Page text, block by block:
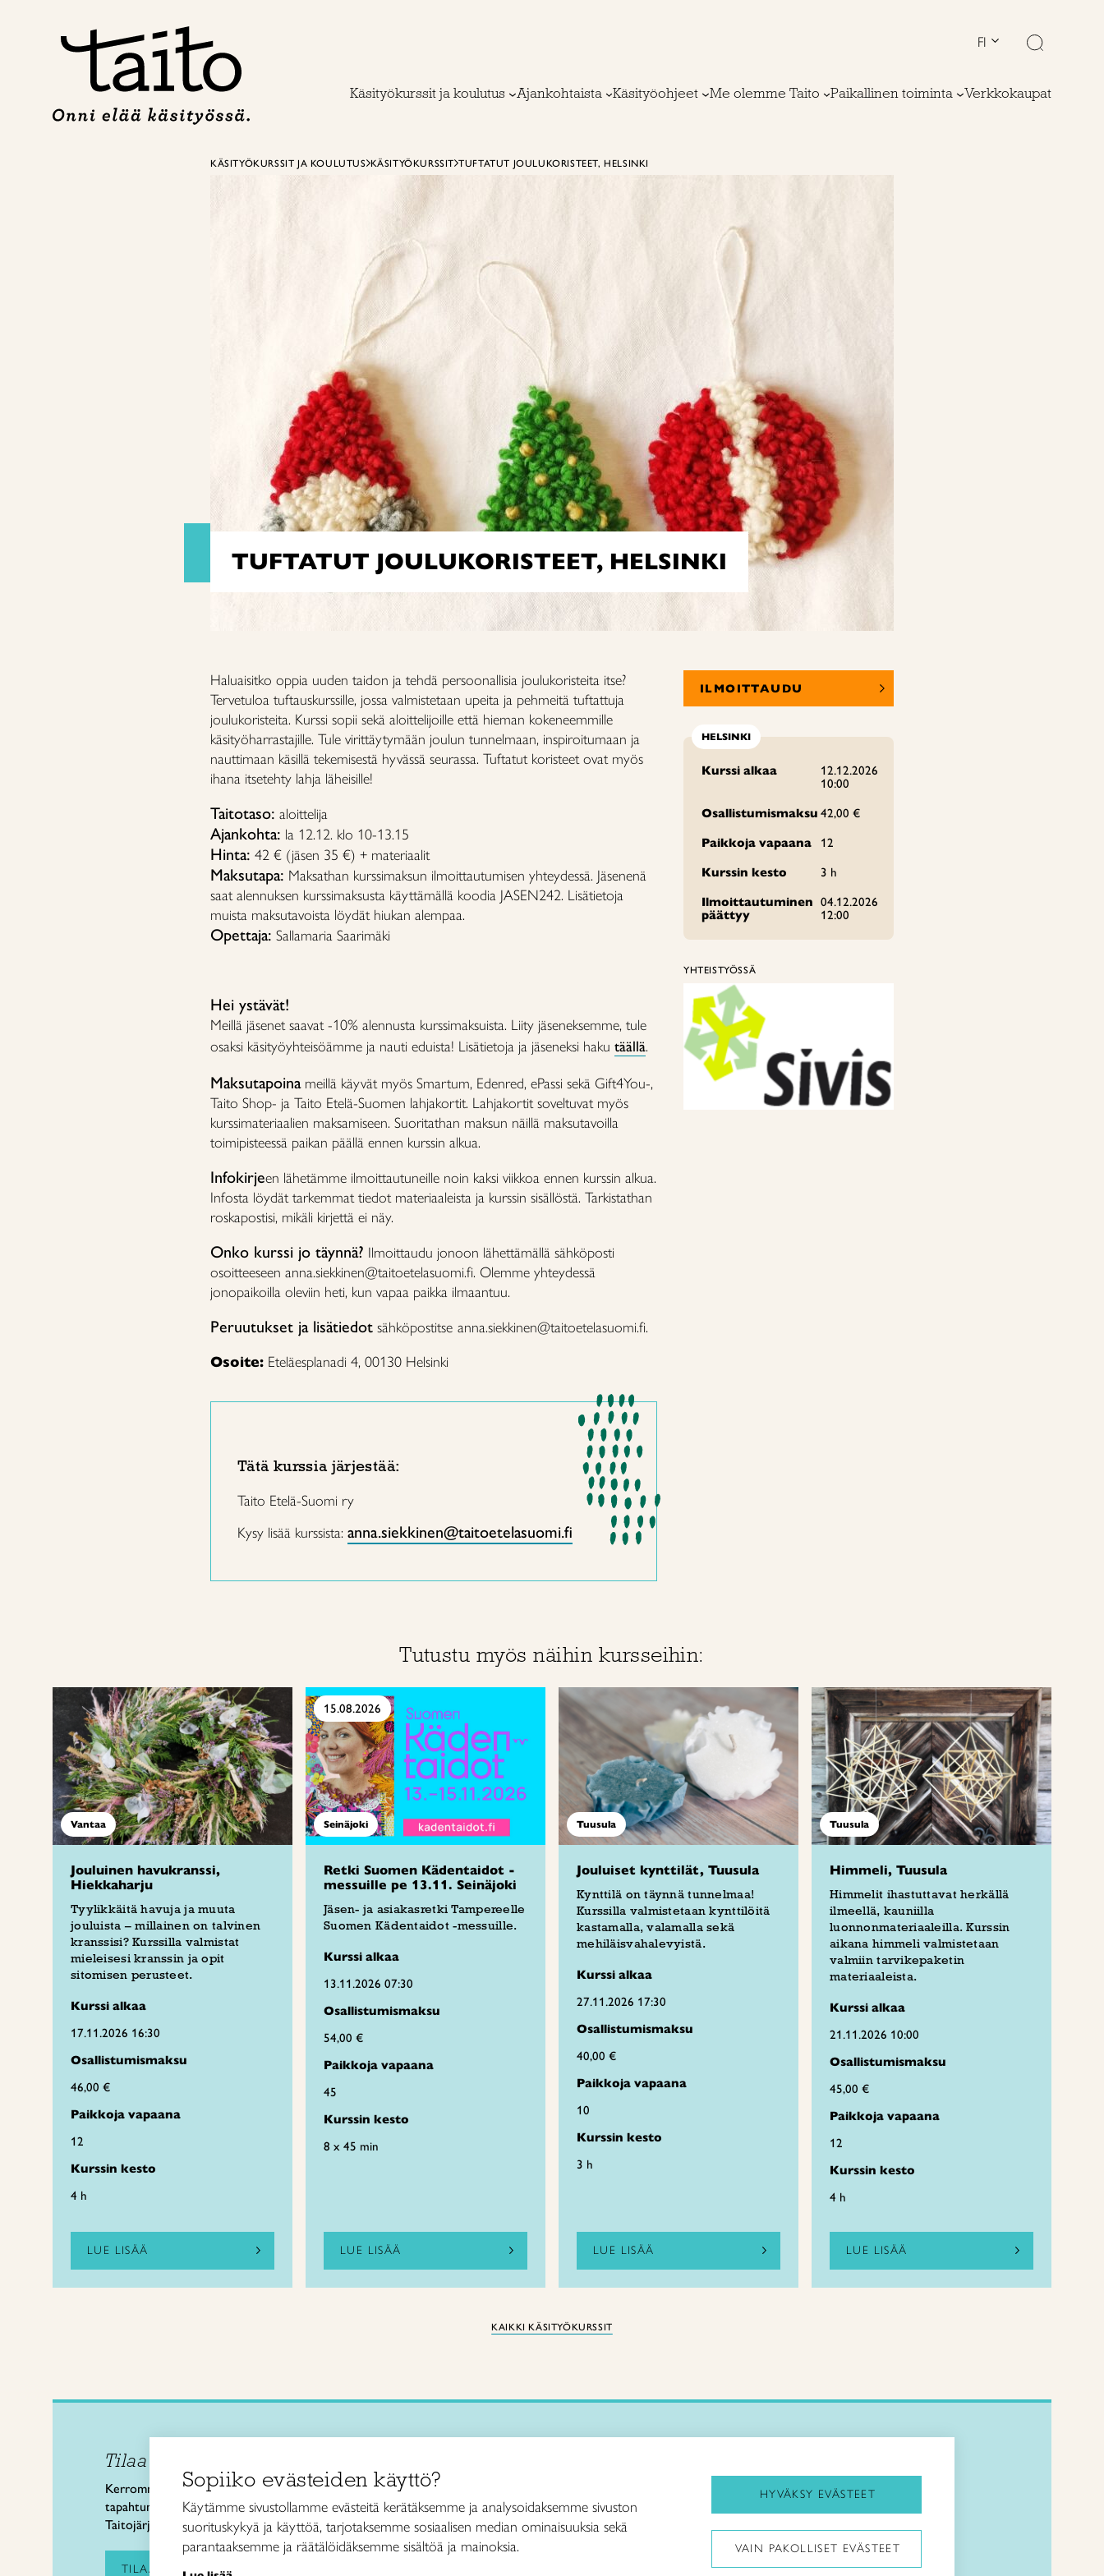
FI
Käsityökurssit ja koulutus Ajankohtaista Käsityöohjeet Me olemme Taito Paikallinen toiminta Verkkokaupat
KÄSITYÖKURSSIT JA KOULUTUS KÄSITYÖKURSSIT TUFTATUT JOULUKORISTEET, HELSINKI
TUFTATUT JOULUKORISTEET, HELSINKI
Haluaisitko oppia uuden taidon ja tehdä persoonallisia joulukoristeita itse?
Tervetuloa tuftauskurssille, jossa valmistetaan upeita ja pehmeitä tuftattuja
joulukoristeita. Kurssi sopii sekä aloittelijoille että hieman kokeneemmille
käsityöharrastajille. Tule virittäytymään joulun tunnelmaan, inspiroitumaan ja
nauttimaan käsillä tekemisestä hyvässä seurassa. Tuftatut koristeet ovat myös
ihana itsetehty lahja läheisille!
Taitotaso: aloittelija
Ajankohta: la 12.12. klo 10-13.15
Hinta: 42 € (jäsen 35 €) + materiaalit
Maksutapa: Maksathan kurssimaksun ilmoittautumisen yhteydessä. Jäsenenä
saat alennuksen kurssimaksusta käyttämällä koodia JASEN242. Lisätietoja
muista maksutavoista löydät hiukan alempaa.
Opettaja: Sallamaria Saarimäki
Hei ystävät!
Meillä jäsenet saavat -10% alennusta kurssimaksuista. Liity jäseneksemme, tule
osaksi käsityöyhteisöämme ja nauti eduista! Lisätietoja ja jäseneksi haku täällä.
Maksutapoinameillä käyvät myös Smartum, Edenred, ePassi sekä Gift4You-,
Taito Shop- ja Taito Etelä-Suomen lahjakortit. Lahjakortit soveltuvat myös
kurssimateriaalien maksamiseen. Suoritathan maksun näillä maksutavoilla
toimipisteessä paikan päällä ennen kurssin alkua.
Infokirjeen lähetämme ilmoittautuneille noin kaksi viikkoa ennen kurssin alkua.
Infosta löydät tarkemmat tiedot materiaaleista ja kurssin sisällöstä. Tarkistathan
roskapostisi, mikäli kirjettä ei näy.
Onko kurssi jo täynnä? Ilmoittaudu jonoon lähettämällä sähköposti
osoitteeseen anna.siekkinen@taitoetelasuomi.fi. Olemme yhteydessä
jonopaikoilla oleviin heti, kun vapaa paikka ilmaantuu.
Peruutukset ja lisätiedot sähköpostitse anna.siekkinen@taitoetelasuomi.fi.
Osoite: Eteläesplanadi 4, 00130 Helsinki
Tätä kurssia järjestää:
Taito Etelä-Suomi ry
Kysy lisää kurssista: anna.siekkinen@taitoetelasuomi.fi
ILMOITTAUDU
HELSINKI
Kurssi alkaa
12.12.2026
10:00
Osallistumismaksu 42,00 €
Paikkoja vapaana
12
Kurssin kesto
3 h
Ilmoittautuminen
päättyy
04.12.2026
12:00
YHTEISTYÖSSÄ
Tutustu myös näihin kursseihin:
Vantaa
Jouluinen havukranssi,
Hiekkaharju
Tyylikkäitä havuja ja muuta
jouluista – millainen on talvinen
kranssisi? Kurssilla valmistat
mieleisesi kranssin ja opit
sitomisen perusteet.
Kurssi alkaa
17.11.2026 16:30
Osallistumismaksu
46,00 €
Paikkoja vapaana
12
Kurssin kesto
4 h
LUE LISÄÄ
15.08.2026
Seinäjoki
Retki Suomen Kädentaidot -
messuille pe 13.11. Seinäjoki
Jäsen- ja asiakasretki Tampereelle
Suomen Kädentaidot -messuille.
Kurssi alkaa
13.11.2026 07:30
Osallistumismaksu
54,00 €
Paikkoja vapaana
45
Kurssin kesto
8 x 45 min
LUE LISÄÄ
Tuusula
Jouluiset kynttilät, Tuusula
Kynttilä on täynnä tunnelmaa!
Kurssilla valmistetaan kynttilöitä
kastamalla, valamalla sekä
mehiläisvahalevyistä.
Kurssi alkaa
27.11.2026 17:30
Osallistumismaksu
40,00 €
Paikkoja vapaana
10
Kurssin kesto
3 h
LUE LISÄÄ
Tuusula
Himmeli, Tuusula
Himmelit ihastuttavat herkällä
ilmeellä, kauniilla
luonnonmateriaaleilla. Kurssin
aikana himmeli valmistetaan
valmiin tarvikepaketin
materiaaleista.
Kurssi alkaa
21.11.2026 10:00
Osallistumismaksu
45,00 €
Paikkoja vapaana
12
Kurssin kesto
4 h
LUE LISÄÄ
KAIKKI KÄSITYÖKURSSIT
Tilaa uutiskirje
Kerromme käsityön valtakunnallisista
tapahtumista ja uutisista sekä
Taitojärjestön toiminnasta.
TILAA UUTISKIRJE
Käsi- ja taideteollisuusliitto Taito ry
Kalevankatu 61
00180 Helsinki
puh. 040 7525 160
Käsityöohjeet
Me olemme Taito
Kirjaudu Taitocampukseen
Taitoliitto:
Sopiiko evästeiden käyttö?
Käytämme sivustollamme evästeitä kerätäksemme ja analysoidaksemme sivuston
suorituskykyä ja käyttöä, tarjotaksemme sosiaalisen median ominaisuuksia sekä
parantaaksemme ja räätälöidäksemme sisältöä ja mainoksia.
HYVÄKSY EVÄSTEET
VAIN PAKOLLISET EVÄSTEET